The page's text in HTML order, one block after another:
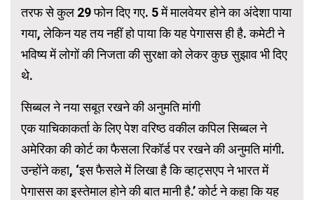
तरफ से कुल 29 फोन दिए गए. 5 में मालवेयर होने का अंदेशा पाया
गया, लेकिन यह तय नहीं हो पाया कि यह पेगासस ही है. कमेटी ने
भविष्य में लोगों की निजता की सुरक्षा को लेकर कुछ सुझाव भी दिए
थे.
सिब्बल ने नया सबूत रखने की अनुमति मांगी
एक याचिकाकर्ता के लिए पेश वरिष्ठ वकील कपिल सिब्बल ने
अमेरिका की कोर्ट का फैसला रिकॉर्ड पर रखने की अनुमति मांगी.
उन्होंने कहा, ‘इस फैसले में लिखा है कि व्हाट्सएप ने भारत में
पेगासस का इस्तेमाल होने की बात मानी है.’ कोर्ट ने कहा कि यह